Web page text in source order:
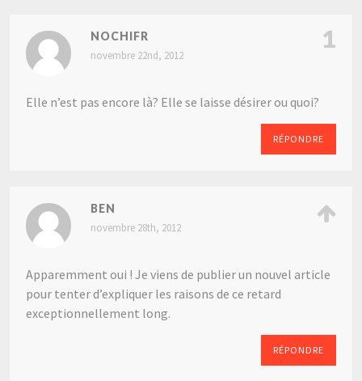
NOCHIFR
novembre 22nd, 2012
Elle n’est pas encore là? Elle se laisse désirer ou quoi?
RÉPONDRE
1
BEN
novembre 28th, 2012
Apparemment oui ! Je viens de publier un nouvel article
pour tenter d’expliquer les raisons de ce retard
exceptionnellement long.
RÉPONDRE